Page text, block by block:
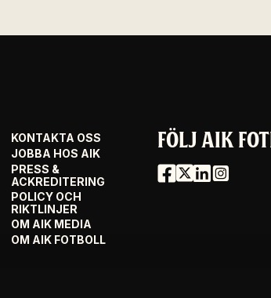
KONTAKTA OSS
JOBBA HOS AIK
PRESS &
ACKREDITERING
POLICY OCH
RIKTLINJER
OM AIK MEDIA
OM AIK FOTBOLL
FÖLJ AIK